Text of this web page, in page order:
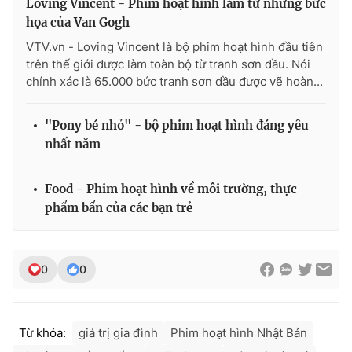
THỜI BÁO VTV
Theo dõi báo trên
Cơ quan chủ quản:Đài Truyền hình Việt Nam
Cơ quan báo chí:
Thời báo VTV
Tổng Biên tập:
Tổng đài VTV:024.38 355 931 - 024.38 355 932
Loving Vincent - Phim hoạt hình làm từ những bức
họa của Van Gogh
VTV.vn - Loving Vincent là bộ phim hoạt hình đầu tiên
trên thế giới được làm toàn bộ từ tranh sơn dầu. Nói
chính xác là 65.000 bức tranh sơn dầu được vẽ hoàn...
"Pony bé nhỏ" - bộ phim hoạt hình đáng yêu
nhất năm
Food - Phim hoạt hình về môi trường, thực
phẩm bẩn của các bạn trẻ
0 0
Từ khóa: giá trị gia đình
Phim hoạt hình Nhật Bản